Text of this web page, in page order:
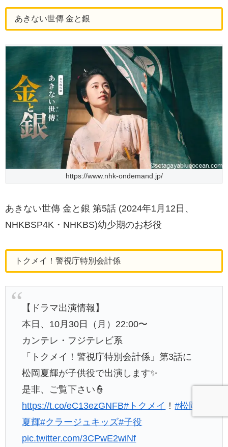
あきない世傳 金と銀
https://www.nhk-ondemand.jp/
あきない世傳 金と銀 第5話 (2024年1月12日、
NHKBSP4K・NHKBS)幼少期のお杉役
トクメイ！警視庁特別会計係
【ドラマ出演情報】
本日、10月30日（月）22:00〜
カンテレ・フジテレビ系
「トクメイ！警視庁特別会計係」第3話に
松岡夏輝が子供役で出演します✨
是非、ご覧下さい👮
https://t.co/eC13ezGNFB#トクメイ ！#松岡
夏輝#クラージュキッズ#子役
pic.twitter.com/3CPwE2wiNf